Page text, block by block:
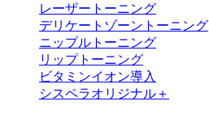
レーザートーニング
デリケートゾーントーニング
ニップルトーニング
リップトーニング
ビタミンイオン導入
シスペラオリジナル＋